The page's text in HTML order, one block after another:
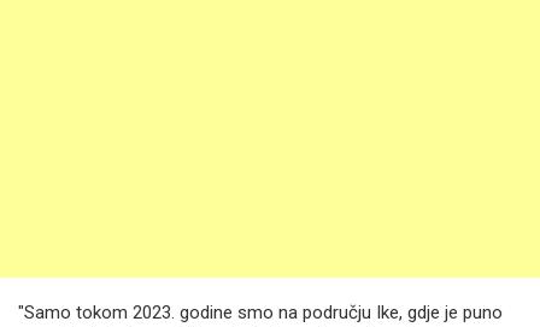
"Samo tokom 2023. godine smo na području Ike, gdje je puno